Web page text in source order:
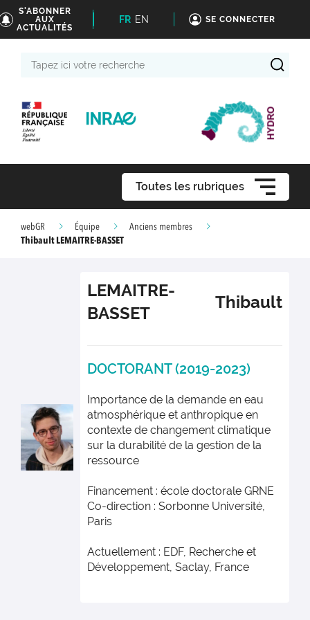
S'ABONNER
AUX
ACTUALITÉS
FR EN SE CONNECTER
Toutes les rubriques
webGR Équipe
Anciens membres
Thibault LEMAITRE-BASSET
LEMAITRE-
BASSET
Thibault
DOCTORANT (2019-2023)
Importance de la demande en eau
atmosphérique et anthropique en
contexte de changement climatique
sur la durabilité de la gestion de la
ressource
Financement : école doctorale GRNE
Co-direction : Sorbonne Université,
Paris
Actuellement : EDF, Recherche et
Développement, Saclay, France